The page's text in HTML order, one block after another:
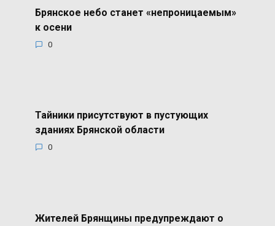
Брянское небо станет «непроницаемым»
к осени
0
Тайники присутствуют в пустующих
зданиях Брянской области
0
Жителей Брянщины предупреждают о